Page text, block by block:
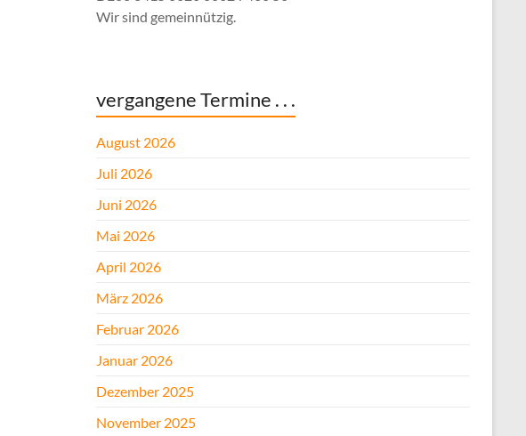
Wir sind gemeinnützig.
vergangene Termine . . .
August 2026
Juli 2026
Juni 2026
Mai 2026
April 2026
März 2026
Februar 2026
Januar 2026
Dezember 2025
November 2025